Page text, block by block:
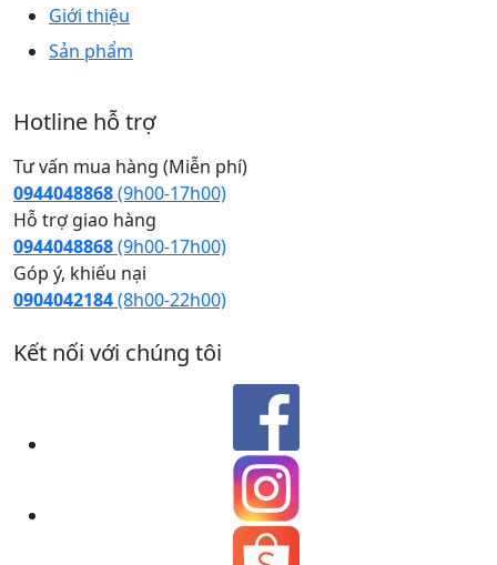
Giới thiệu
Sản phẩm
Hotline hỗ trợ
Tư vấn mua hàng (Miễn phí)
0944048868(9h00-17h00)
Hỗ trợ giao hàng
0944048868(9h00-17h00)
Góp ý, khiếu nại
0904042184(8h00-22h00)
Kết nối với chúng tôi